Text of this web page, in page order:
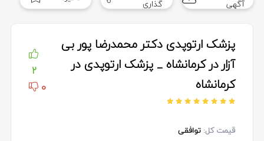
آگهی
گذاری
پزشک ارتوپدی دکتر محمدرضا پور بی
آزار در کرمانشاه _ پزشک ارتوپدی در
کرمانشاه
2
0
قیمت کل: توافقی